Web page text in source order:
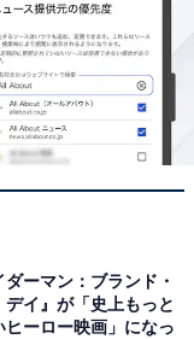
ダーマン：ブランド・
デイ』が「史上もっと
ヒーロー映画」になっ